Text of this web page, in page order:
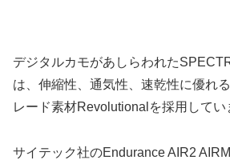
デジタルカモがあしらわれた
は、伸縮性、通気性、速乾性に優れ
レード素材Revolutionalを採用してい
サイテック社のEndurance AIR2